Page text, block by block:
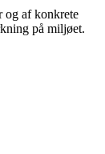
og af konkrete
på miljøet.